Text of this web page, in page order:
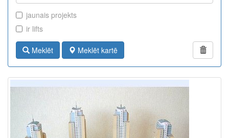
jaunais projekts
ir lifts
Meklēt Meklēt kartē